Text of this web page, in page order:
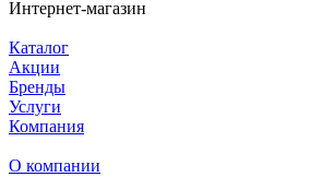
Интернет-магазин
Каталог
Акции
Бренды
Услуги
Компания
О компании